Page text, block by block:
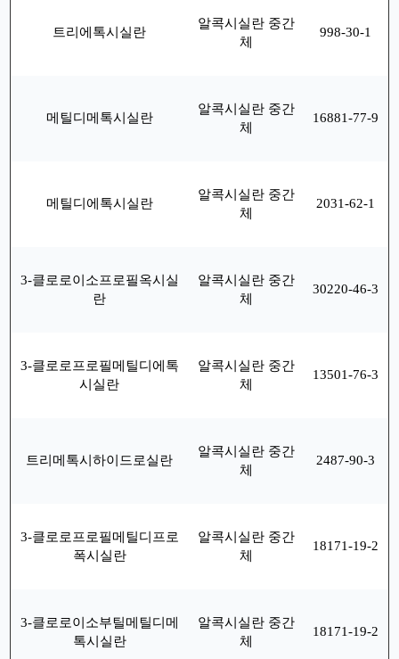
트리에톡시실란
알콕시실란 중간
체
998-30-1
메틸디메톡시실란
알콕시실란 중간
체
16881-77-9
메틸디에톡시실란
알콕시실란 중간
체
2031-62-1
3-클로로이소프로필옥시실
란
알콕시실란 중간
체
30220-46-3
3-클로로프로필메틸디에톡
시실란
알콕시실란 중간
체
13501-76-3
트리메톡시하이드로실란
알콕시실란 중간
체
2487-90-3
3-클로로프로필메틸디프로
폭시실란
알콕시실란 중간
체
18171-19-2
3-클로로이소부틸메틸디메
톡시실란
알콕시실란 중간
체
18171-19-2